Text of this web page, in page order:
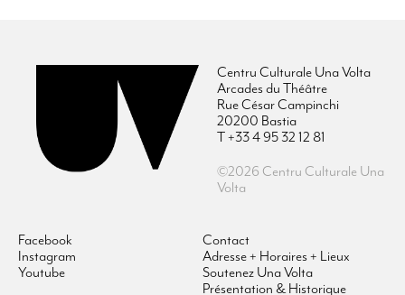
Centru Culturale Una Volta
Arcades du Théâtre
Rue César Campinchi
20200 Bastia
T +33 4 95 32 12 81
©2026 Centru Culturale Una
Volta
Facebook
Instagram
Youtube
Contact
Adresse + Horaires + Lieux
Soutenez Una Volta
Présentation & Historique